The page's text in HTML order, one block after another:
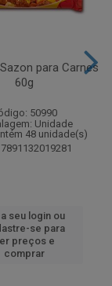
para Carnes
60g
50990
Unidade
48 unidade(s)
seu login ou
se para
preços e
comprar